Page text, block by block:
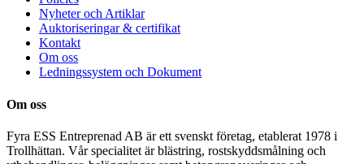
Nyheter och Artiklar
Auktoriseringar & certifikat
Kontakt
Om oss
Ledningssystem och Dokument
Om oss
Fyra ESS Entreprenad AB är ett svenskt företag, etablerat 1978 i
Trollhättan. Vår specialitet är blästring, rostskyddsmålning och